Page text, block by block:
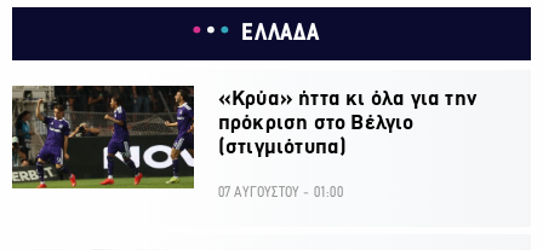
ΕΛΛΑΔΑ
«Κρύα» ήττα κι όλα για την
πρόκριση στο Βέλγιο
(στιγμιότυπα)
07 ΑΥΓΟΥΣΤΟΥ - 01:00